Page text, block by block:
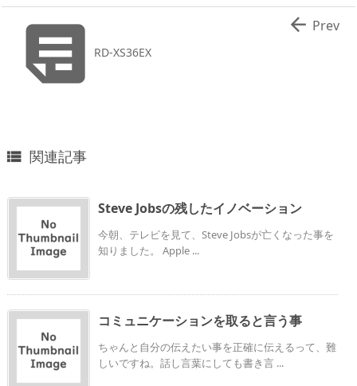
RD-XS36EX
 Prev
 関連記事
Steve Jobsの残したイノベーション
今朝、テレビを見て、Steve Jobsが亡くなった事を
知りました。 Apple ...
コミュニケーションを取ると言う事
ちゃんと自分の伝えたい事を正確に伝えるって、難
しいですね。話し言葉にしても書き言 ...